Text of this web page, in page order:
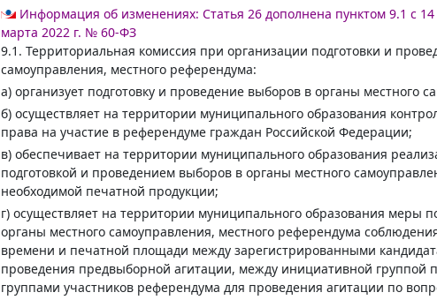
Информация об изменениях: Статья 26 дополнена пунктом 9.1 с
марта 2022 г. № 60-ФЗ
9.1. Территориальная комиссия при организации подготовки и
самоуправления, местного референдума:
а) организует подготовку и проведение выборов в органы местного
б) осуществляет на территории муниципального образования
права на участие в референдуме граждан Российской Федерации;
в) обеспечивает на территории муниципального образования
подготовкой и проведением выборов в органы местного
необходимой печатной продукции;
г) осуществляет на территории муниципального образования
органы местного самоуправления, местного референдума
времени и печатной площади между зарегистрированными
проведения предвыборной агитации, между инициативной
группами участников референдума для проведения агитации по